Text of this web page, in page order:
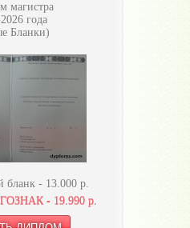
магистра
года
Бланки)
бланк - 13.000р.
ГОЗНАК - 19.990 р.